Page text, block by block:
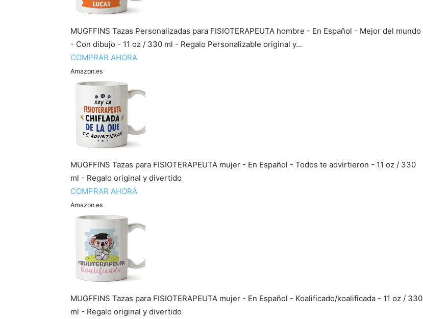
MUGFFINS Tazas Personalizadas para FISIOTERAPEUTA hombre - En Español - Mejor del mundo
- Con dibujo - 11 oz / 330 ml - Regalo Personalizable original y...
COMPRAR AHORA
Amazon.es
MUGFFINS Tazas para FISIOTERAPEUTA mujer - En Español - Todos te advirtieron - 11 oz / 330
ml - Regalo original y divertido
COMPRAR AHORA
Amazon.es
MUGFFINS Tazas para FISIOTERAPEUTA mujer - En Español - Koalificado/koalificada - 11 oz / 330
ml - Regalo original y divertido